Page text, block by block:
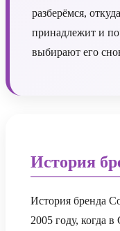
разберёмся,
принадлежит и
выбирают его
История
История бренда
2005 году, когда